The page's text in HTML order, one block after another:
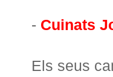
- Cuinats
Els seus